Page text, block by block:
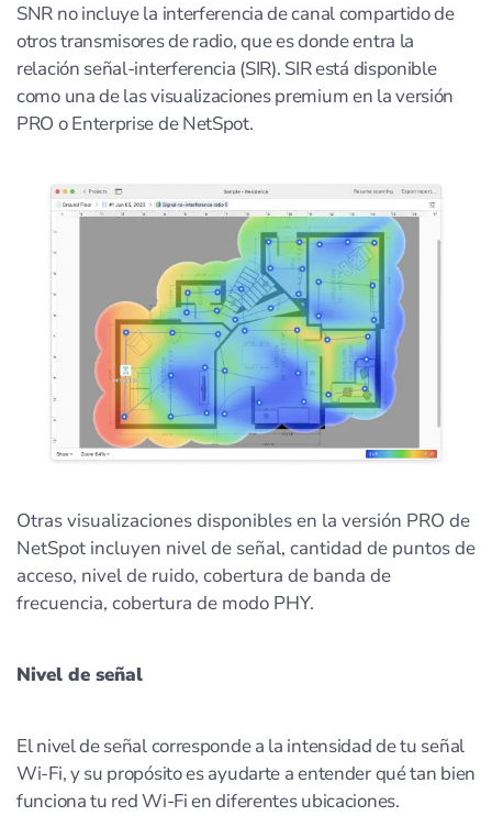
SNR no incluye la interferencia de canal compartido de
otros transmisores de radio, que es donde entra la
relación señal-interferencia (SIR). SIR está disponible
como una de las visualizaciones premium en la versión
PRO o Enterprise de NetSpot.
Otras visualizaciones disponibles en la versión PRO de
NetSpot incluyen nivel de señal, cantidad de puntos de
acceso, nivel de ruido, cobertura de banda de
frecuencia, cobertura de modo PHY.
Nivel de señal
El nivel de señal corresponde a la intensidad de tu señal
Wi-Fi, y su propósito es ayudarte a entender qué tan bien
funciona tu red Wi-Fi en diferentes ubicaciones.